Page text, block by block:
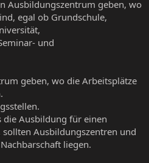
Ausbildungszentrum geben, wo
egal ob Grundschule,
und
geben, wo die Arbeitsplätze
die Ausbildung für einen
Ausbildungszentren und
liegen.